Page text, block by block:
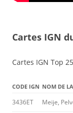
Cartes IGN
Cartes IGN Top
CODE IGN NOM DE
3436ET Meije,